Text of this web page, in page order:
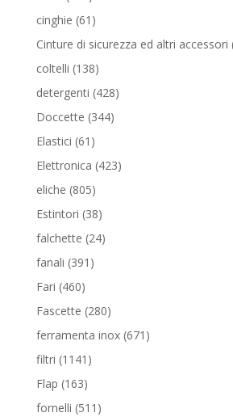
prodotti
cinghie 61 61
prodotti
Cinture di sicurezza ed altri accessori
coltelli 138138
prodotti
detergenti 428428
Doccette 344344
Elastici 61 61
prodotti
Elettronica 423423
eliche 805805
prodotti
Estintori 3838
prodotti
falchette 2424
fanali 391 391
Fari 460460
prodotti
Fascette 280280
prodotti
ferramenta inox 671 671
filtri 1141 1141
Flap 163163
prodotti
fornelli 511 511